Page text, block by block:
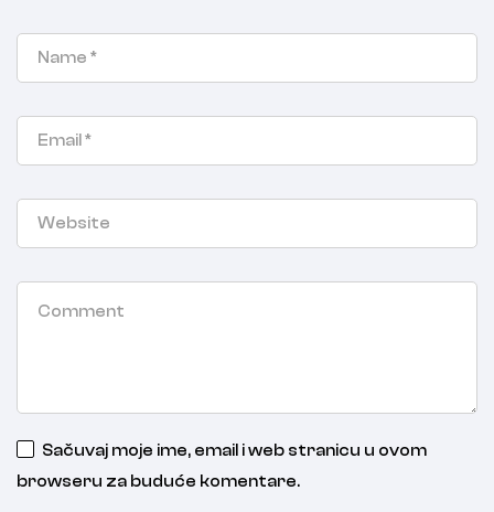
Sačuvaj moje ime, email i web stranicu u ovom
browseru za buduće komentare.